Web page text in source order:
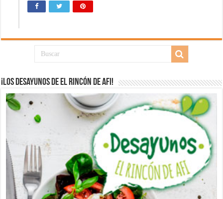
¡Los desayunos de El Rincón de Afi!